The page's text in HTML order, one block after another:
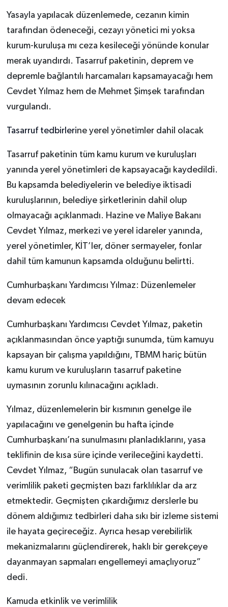
Yasayla yapılacak düzenlemede, cezanın kimin
tarafından ödeneceği, cezayı yönetici mi yoksa
kurum-kuruluşa mı ceza kesileceği yönünde konular
merak uyandırdı. Tasarruf paketinin, deprem ve
depremle bağlantılı harcamaları kapsamayacağı hem
Cevdet Yılmaz hem de Mehmet Şimşek tarafından
vurgulandı.
Tasarruf tedbirlerine yerel yönetimler dahil olacak
Tasarruf paketinin tüm kamu kurum ve kuruluşları
yanında yerel yönetimleri de kapsayacağı kaydedildi.
Bu kapsamda belediyelerin ve belediye iktisadi
kuruluşlarının, belediye şirketlerinin dahil olup
olmayacağı açıklanmadı. Hazine ve Maliye Bakanı
Cevdet Yılmaz, merkezi ve yerel idareler yanında,
yerel yönetimler, KİT’ler, döner sermayeler, fonlar
dahil tüm kamunun kapsamda olduğunu belirtti.
Cumhurbaşkanı Yardımcısı Yılmaz: Düzenlemeler
devam edecek
Cumhurbaşkanı Yardımcısı Cevdet Yılmaz, paketin
açıklanmasından önce yaptığı sunumda, tüm kamuyu
kapsayan bir çalışma yapıldığını, TBMM hariç bütün
kamu kurum ve kuruluşların tasarruf paketine
uymasının zorunlu kılınacağını açıkladı.
Yılmaz, düzenlemelerin bir kısmının genelge ile
yapılacağını ve genelgenin bu hafta içinde
Cumhurbaşkanı’na sunulmasını planladıklarını, yasa
teklifinin de kısa süre içinde verileceğini kaydetti.
Cevdet Yılmaz, “Bugün sunulacak olan tasarruf ve
verimlilik paketi geçmişten bazı farklılıklar da arz
etmektedir. Geçmişten çıkardığımız derslerle bu
dönem aldığımız tedbirleri daha sıkı bir izleme sistemi
ile hayata geçireceğiz. Ayrıca hesap verebilirlik
mekanizmalarını güçlendirerek, haklı bir gerekçeye
dayanmayan sapmaları engellemeyi amaçlıyoruz”
dedi.
Kamuda etkinlik ve verimlilik